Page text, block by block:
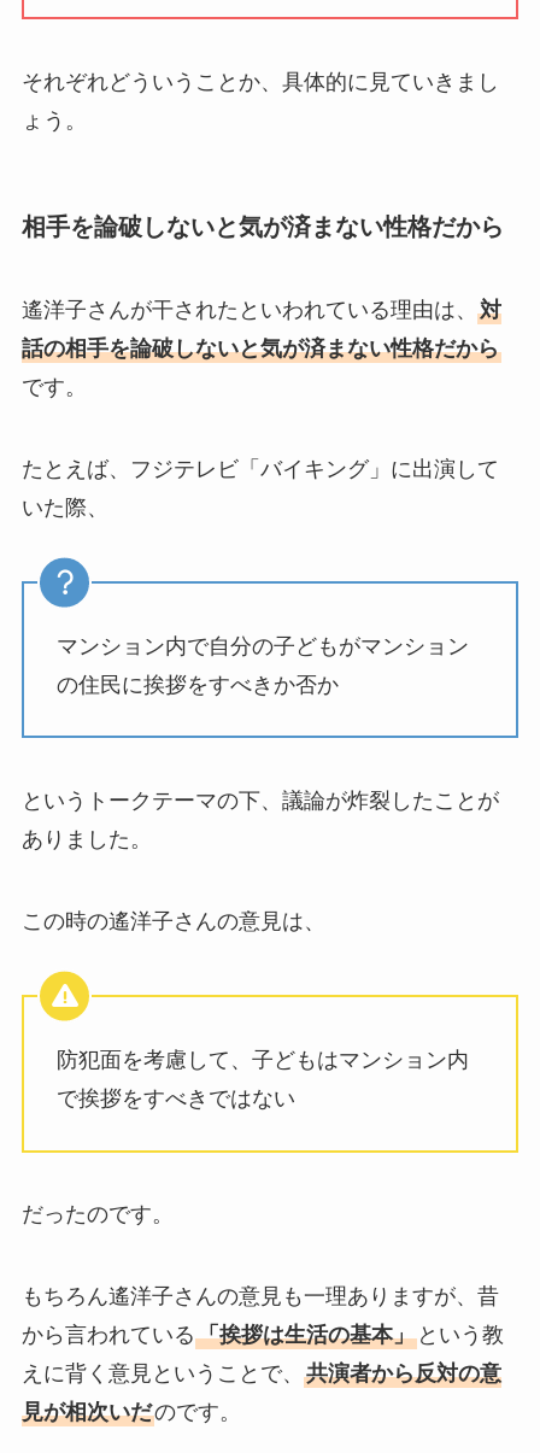
それぞれどういうことか、具体的に見ていきまし
ょう。
相手を論破しないと気が済まない性格だから
遙洋子さんが干されたといわれている理由は、 対
話の相手を論破しないと気が済まない性格だから
です。
たとえば、フジテレビ「バイキング」に出演して
いた際、
マンション内で自分の子どもがマンション
の住民に挨拶をすべきか否か
というトークテーマの下、議論が炸裂したことが
ありました。
この時の遙洋子さんの意見は、
防犯面を考慮して、子どもはマンション内
で挨拶をすべきではない
だったのです。
もちろん遙洋子さんの意見も一理ありますが、昔
から言われている「挨拶は生活の基本」という教
えに背く意見ということで、 共演者から反対の意
見が相次いだのです。